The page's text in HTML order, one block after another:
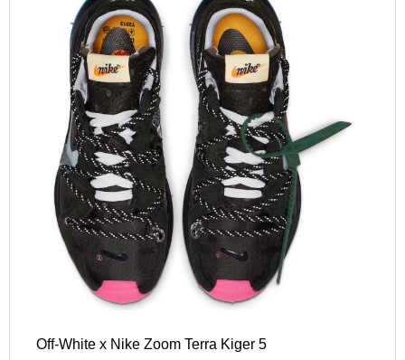
Off-White x Nike Zoom Terra Kiger 5